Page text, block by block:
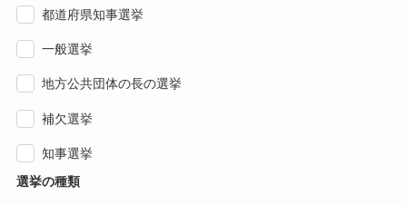
都道府県知事選挙
一般選挙
地方公共団体の長の選挙
補欠選挙
知事選挙
選挙の種類